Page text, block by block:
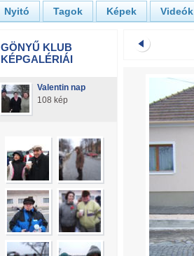
Nyitó Tagok Képek Videók
GÖNYŰ KLUB
KÉPGALÉRIÁI
Valentin nap
108 kép